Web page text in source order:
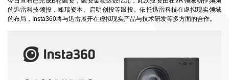
的迅雷科技领投，峰瑞资本、启明创投等跟投。依托迅雷科技在虚拟现实领域
的布局，Insta360将与迅雷展开在虚拟现实产品与技术研发等多方面的合作。